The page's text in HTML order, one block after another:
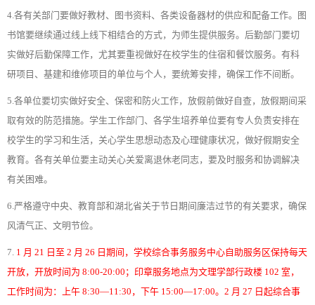
4.各有关部门要做好教材、图书资料、各类设备器材的供应和配备工作。图
书馆要继续通过线上线下相结合的方式，为师生提供服务。后勤部门要切
实做好后勤保障工作，尤其要重视做好在校学生的住宿和餐饮服务。有科
研项目、基建和维修项目的单位与个人，要统筹安排，确保工作不间断。
5.各单位要切实做好安全、保密和防火工作，放假前做好自查，放假期间采
取有效的防范措施。学生工作部门、各学生培养单位要有专人负责安排在
校学生的学习和生活，关心学生思想动态及心理健康状况，做好假期安全
教育。各有关单位要主动关心关爱离退休老同志，要及时服务和协调解决
有关困难。
6.严格遵守中央、教育部和湖北省关于节日期间廉洁过节的有关要求，确保
风清气正、文明节俭。
7. 1 月 21 日至 2 月 26 日期间，学校综合事务服务中心自助服务区保持每天
开放，开放时间为 8:00-20:00；印章服务地点为文理学部行政楼 102 室，
工作时间为：上午 8:30—11:30，下午 15:00—17:00。2 月 27 日起综合事